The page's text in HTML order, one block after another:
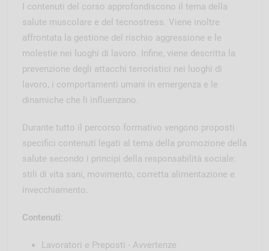
I contenuti del corso approfondiscono il tema della
salute muscolare e del tecnostress. Viene inoltre
affrontata la gestione del rischio aggressione e le
molestie nei luoghi di lavoro. Infine, viene descritta la
prevenzione degli attacchi terroristici nei luoghi di
lavoro, i comportamenti umani in emergenza e le
dinamiche che li influenzano.
Durante tutto il percorso formativo vengono proposti
specifici contenuti legati al tema della promozione della
salute secondo i principi della responsabilità sociale:
stili di vita sani, movimento, corretta alimentazione e
invecchiamento.
Contenuti:
Lavoratori e Preposti - Avvertenze